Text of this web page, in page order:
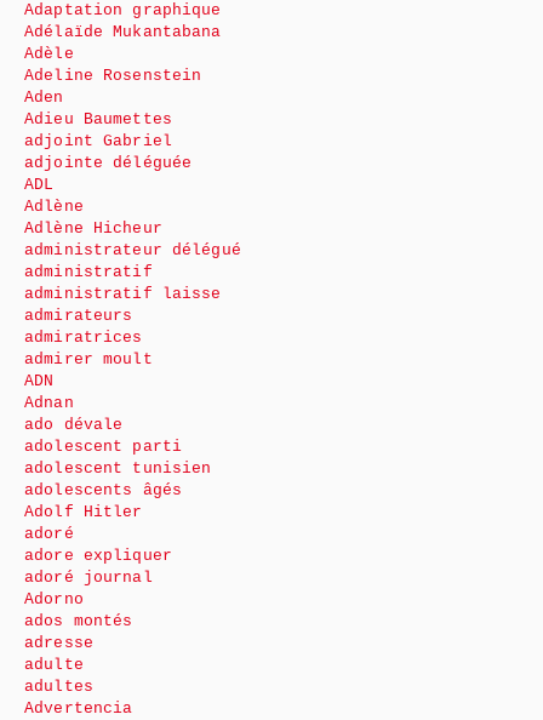
Adaptation graphique
Adélaïde Mukantabana
Adèle
Adeline Rosenstein
Aden
Adieu Baumettes
adjoint Gabriel
adjointe déléguée
ADL
Adlène
Adlène Hicheur
administrateur délégué
administratif
administratif laisse
admirateurs
admiratrices
admirer moult
ADN
Adnan
ado dévale
adolescent parti
adolescent tunisien
adolescents âgés
Adolf Hitler
adoré
adore expliquer
adoré journal
Adorno
ados montés
adresse
adulte
adultes
Advertencia